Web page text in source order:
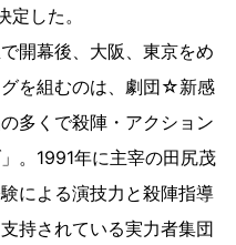
した。
開幕後、大阪、東京をめ
を組むのは、劇団☆新感
多くで殺陣・アクション
。1991年に主宰の田尻茂
による演技力と殺陣指導
持されている実力者集団